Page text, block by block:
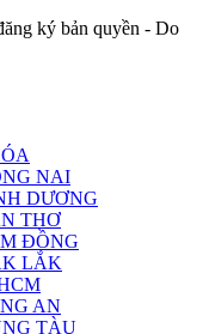
ký bản quyền - Do
NAI
DƯƠNG
THƠ
ĐỒNG
LẮK
AN
TÀU